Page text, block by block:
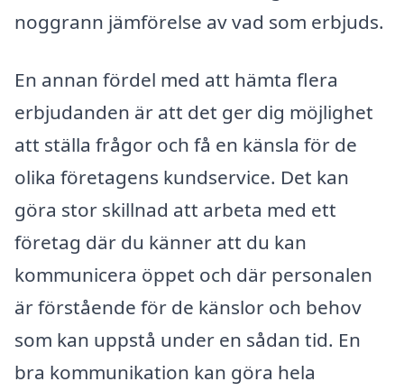
noggrann jämförelse av vad som erbjuds.
En annan fördel med att hämta flera
erbjudanden är att det ger dig möjlighet
att ställa frågor och få en känsla för de
olika företagens kundservice. Det kan
göra stor skillnad att arbeta med ett
företag där du känner att du kan
kommunicera öppet och där personalen
är förstående för de känslor och behov
som kan uppstå under en sådan tid. En
bra kommunikation kan göra hela